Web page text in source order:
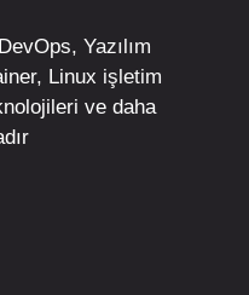
DevOps, Yazılım
, Linux işletim
ve daha